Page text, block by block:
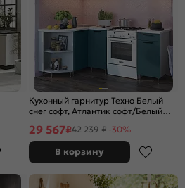
Кухонный гарнитур Техно Белый
снег софт, Атлантик софт/Белый
29 567₽42 239 ₽ -30%
В корзину